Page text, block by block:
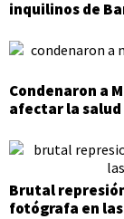
inquilinos de
Condenaron a
afectar la
Brutal
fotógrafa en